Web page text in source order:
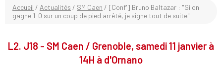
Accueil / Actualités / SM Caen / [Conf'] Bruno Baltazar : "Si on
gagne 1-0 sur un coup de pied arrêté, je signe tout de suite"
L2. J18 - SM Caen / Grenoble, samedi 11 janvier à
14H à d'Ornano